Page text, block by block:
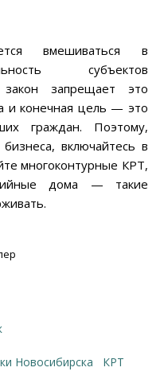
вмешиваться в
субъектов
закон запрещает это
и конечная цель — это
граждан. Поэтому,
включайтесь в
многоконтурные КРТ,
дома — такие
Новосибирска
КРТ